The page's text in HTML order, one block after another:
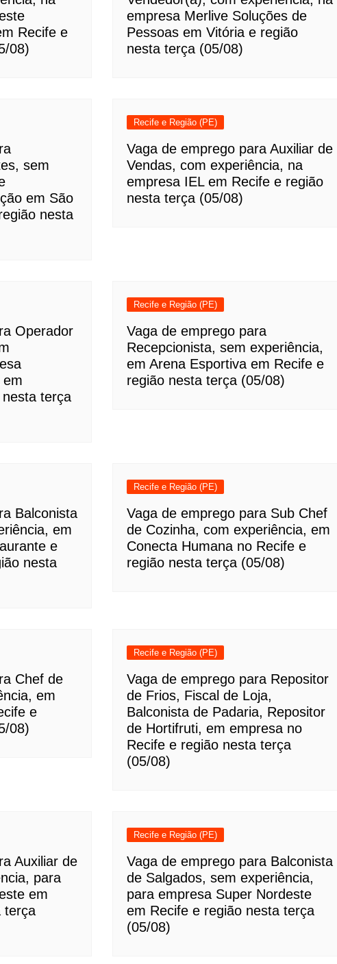
Recife e
08)
empresa Merlive Soluções de
Pessoas em Vitória e região
nesta terça (05/08)
sem
em São
nesta
Recife e Região (PE)
Vaga de emprego para Auxiliar de
Vendas, com experiência, na
empresa IEL em Recife e região
nesta terça (05/08)
Operador
em
terça
Recife e Região (PE)
Vaga de emprego para
Recepcionista, sem experiência,
em Arena Esportiva em Recife e
região nesta terça (05/08)
Balconista
em
e
nesta
Recife e Região (PE)
Vaga de emprego para Sub Chef
de Cozinha, com experiência, em
Conecta Humana no Recife e
região nesta terça (05/08)
Chef de
em
e
08)
Recife e Região (PE)
Vaga de emprego para Repositor
de Frios, Fiscal de Loja,
Balconista de Padaria, Repositor
de Hortifruti, em empresa no
Recife e região nesta terça
(05/08)
Auxiliar de
para
em
terça
Recife e Região (PE)
Vaga de emprego para Balconista
de Salgados, sem experiência,
para empresa Super Nordeste
em Recife e região nesta terça
(05/08)